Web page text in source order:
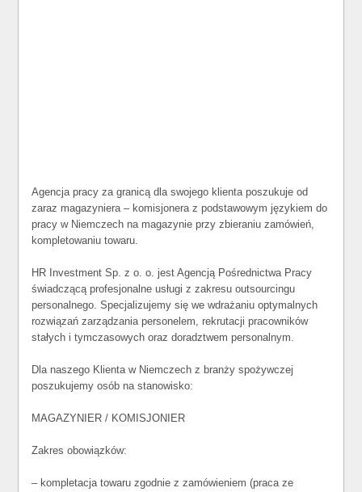
Agencja pracy za granicą dla swojego klienta poszukuje od
zaraz magazyniera – komisjonera z podstawowym językiem do
pracy w Niemczech na magazynie przy zbieraniu zamówień,
kompletowaniu towaru.
HR Investment Sp. z o. o. jest Agencją Pośrednictwa Pracy
świadczącą profesjonalne usługi z zakresu outsourcingu
personalnego. Specjalizujemy się we wdrażaniu optymalnych
rozwiązań zarządzania personelem, rekrutacji pracowników
stałych i tymczasowych oraz doradztwem personalnym.
Dla naszego Klienta w Niemczech z branży spożywczej
poszukujemy osób na stanowisko:
MAGAZYNIER / KOMISJONIER
Zakres obowiązków:
– kompletacja towaru zgodnie z zamówieniem (praca ze